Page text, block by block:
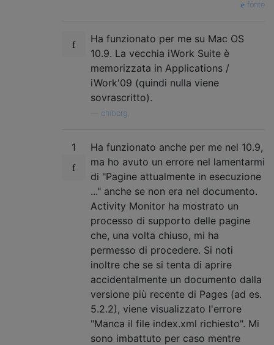
fonte
Ha funzionato per me su Mac OS
10.9. La vecchia iWork Suite è
memorizzata in Applications /
iWork'09 (quindi nulla viene
sovrascritto).
chiborg,
1
Ha funzionato anche per me nel 10.9,
ma ho avuto un errore nel lamentarmi
di "Pagine attualmente in esecuzione
..." anche se non era nel documento.
Activity Monitor ha mostrato un
processo di supporto delle pagine
che, una volta chiuso, mi ha
permesso di procedere. Si noti
inoltre che se si tenta di aprire
accidentalmente un documento dalla
versione più recente di Pages (ad es.
5.2.2), viene visualizzato l'errore
"Manca il file index.xml richiesto". Mi
sono imbattuto per caso mentre